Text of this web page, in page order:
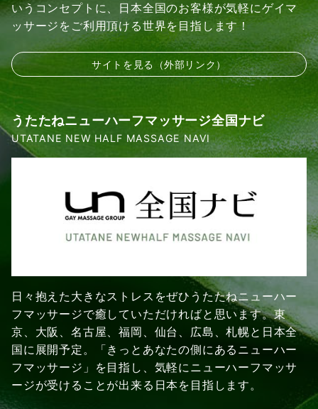
いうコンセプトに、日本全国のお客様が気軽にゲイマ
ッサージをご利用頂ける世界を目指します！
サイトを見る（外部リンク）
うたたねニューハーフマッサージ全国ナビ
UTATANE NEW HALF MASSAGE NAVI
日々抱えた大きなストレスをぜひうたたねニューハー
フマッサージで癒していただければと思います。東
京、大阪、名古屋、福岡、仙台、広島、札幌と日本全
国に展開予定。「きっとあなたの側にあるニューハー
フマッサージ」を目指し、気軽にニューハーフマッサ
ージが受けることが出来る日本を目指します。